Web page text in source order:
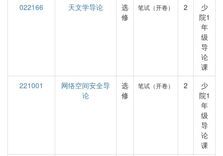
022166
天文学导论
选
修
笔试（开卷） 2
少
院1
年
级
导
论
课
221001
网络空间安全导
论
选
修
笔试（开卷） 2
少
院1
年
级
导
论
课